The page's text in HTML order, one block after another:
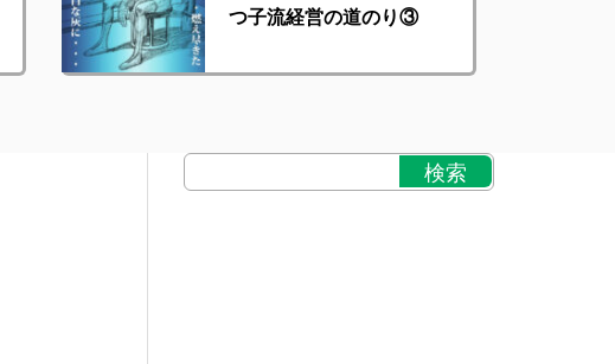
つ子流経営の道のり③